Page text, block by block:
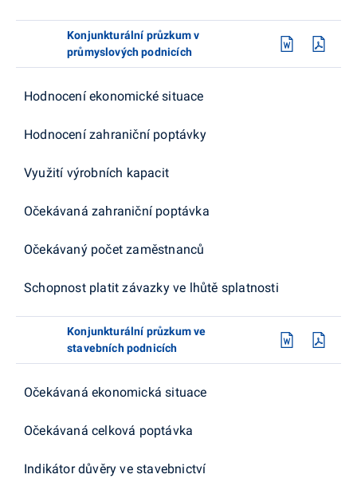
Konjunkturální průzkum v
průmyslových podnicích
Hodnocení ekonomické situace
Hodnocení zahraniční poptávky
Využití výrobních kapacit
Očekávaná zahraniční poptávka
Očekávaný počet zaměstnanců
Schopnost platit závazky ve lhůtě splatnosti
Konjunkturální průzkum ve
stavebních podnicích
Očekávaná ekonomická situace
Očekávaná celková poptávka
Indikátor důvěry ve stavebnictví